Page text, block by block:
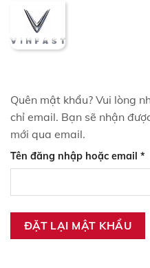
nội
Quên mật khẩu? Vui lòng
chỉ email. Bạn sẽ nhận
mới qua email.
Tên đăng nhập hoặc email *
ĐẶT LẠI MẬT KHẨU